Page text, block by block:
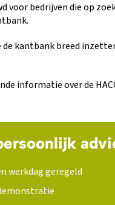
voor bedrijven die op
kantbank breed
informatie over de
werkdag geregeld